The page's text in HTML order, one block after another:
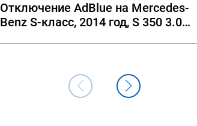
Отключение AdBlue на Mercedes-
Benz S-класс, 2014 год, S 350 3.0